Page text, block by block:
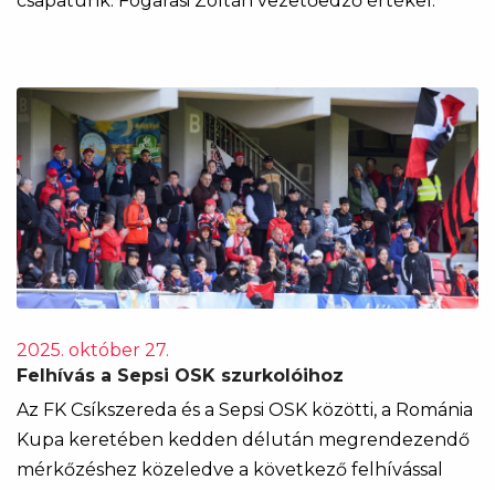
2025. október 27.
Felhívás a Sepsi OSK szurkolóihoz
Az FK Csíkszereda és a Sepsi OSK közötti, a Románia
Kupa keretében kedden délután megrendezendő
mérkőzéshez közeledve a következő felhívással